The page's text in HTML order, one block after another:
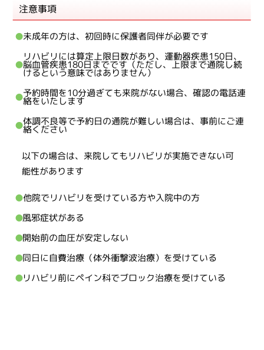
注意事項
未成年の方は、初回時に保護者同伴が必要です
リハビリには算定上限日数があり、運動器疾患150日、
脳血管疾患180日までです（ただし、上限まで通院し続
けるという意味ではありません）
予約時間を10分過ぎても来院がない場合、確認の電話連
絡をいたします
体調不良等で予約日の通院が難しい場合は、事前にご連
絡ください
以下の場合は、来院してもリハビリが実施できない可
能性があります
他院でリハビリを受けている方や入院中の方
風邪症状がある
開始前の血圧が安定しない
同日に自費治療（体外衝撃波治療）を受けている
リハビリ前にペイン科でブロック治療を受けている